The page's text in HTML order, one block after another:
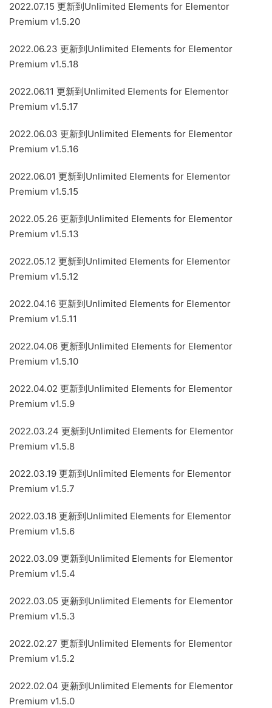
2022.07.15 更新到Unlimited Elements for Elementor
Premium v1.5.20
2022.06.23 更新到Unlimited Elements for Elementor
Premium v1.5.18
2022.06.11 更新到Unlimited Elements for Elementor
Premium v1.5.17
2022.06.03 更新到Unlimited Elements for Elementor
Premium v1.5.16
2022.06.01 更新到Unlimited Elements for Elementor
Premium v1.5.15
2022.05.26 更新到Unlimited Elements for Elementor
Premium v1.5.13
2022.05.12 更新到Unlimited Elements for Elementor
Premium v1.5.12
2022.04.16 更新到Unlimited Elements for Elementor
Premium v1.5.11
2022.04.06 更新到Unlimited Elements for Elementor
Premium v1.5.10
2022.04.02 更新到Unlimited Elements for Elementor
Premium v1.5.9
2022.03.24 更新到Unlimited Elements for Elementor
Premium v1.5.8
2022.03.19 更新到Unlimited Elements for Elementor
Premium v1.5.7
2022.03.18 更新到Unlimited Elements for Elementor
Premium v1.5.6
2022.03.09 更新到Unlimited Elements for Elementor
Premium v1.5.4
2022.03.05 更新到Unlimited Elements for Elementor
Premium v1.5.3
2022.02.27 更新到Unlimited Elements for Elementor
Premium v1.5.2
2022.02.04 更新到Unlimited Elements for Elementor
Premium v1.5.0